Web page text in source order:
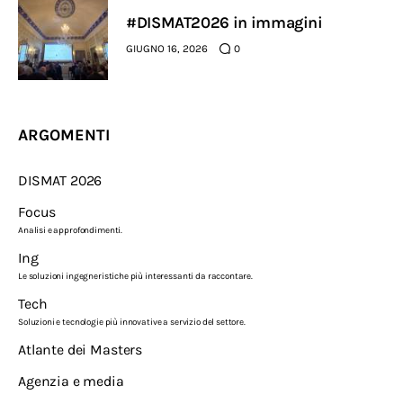
#DISMAT2026 in immagini
GIUGNO 16, 2026 0
ARGOMENTI
DISMAT 2026
Focus
Analisi e approfondimenti.
Ing
Le soluzioni ingegneristiche più interessanti da raccontare.
Tech
Soluzioni e tecnologie più innovative a servizio del settore.
Atlante dei Masters
Agenzia e media